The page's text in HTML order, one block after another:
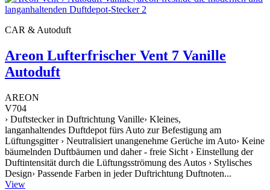
CAR & Autoduft
Areon Lufterfrischer Vent 7 Vanille
Autoduft
AREON
V704
› Duftstecker in Duftrichtung Vanille› Kleines,
langanhaltendes Duftdepot fürs Auto zur Befestigung am
Lüftungsgitter › Neutralisiert unangenehme Gerüche im Auto› Keine
bäumelnden Duftbäumen und daher - freie Sicht › Einstellung der
Duftintensität durch die Lüftungsströmung des Autos › Stylisches
Design› Passende Farben in jeder Duftrichtung Duftnoten...
View